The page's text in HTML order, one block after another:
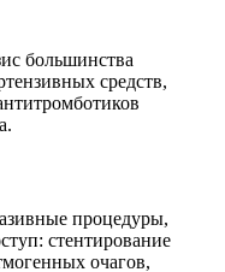
большинства
средств,
процедуры,
стентирование
очагов,